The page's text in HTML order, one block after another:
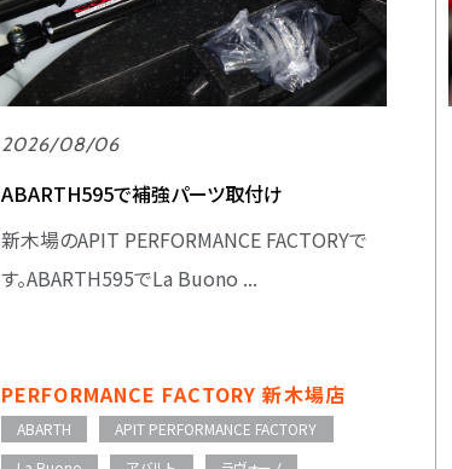
2026/08/06
ABARTH595で補強パーツ取付け
新木場のAPIT PERFORMANCE FACTORYで
す。ABARTH595でLa Buono ...
PERFORMANCE FACTORY 新木場店
ABARTH
APIT PERFORMANCE FACTORY